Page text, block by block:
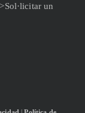
un